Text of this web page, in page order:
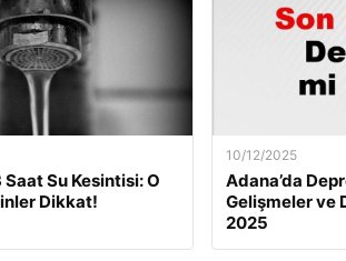
Saat Su Kesintisi: O
Dikkat!
10/12/2025
Adana’da
Gelişmeler ve
2025